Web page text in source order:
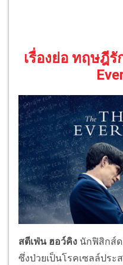
เรื่องย่อ ทฤษฎี
สตีเฟ่น ฮอว์คิง นักฟิสิกส์ด
ซึ่งป่วยเป็นโรคเซลล์ประ